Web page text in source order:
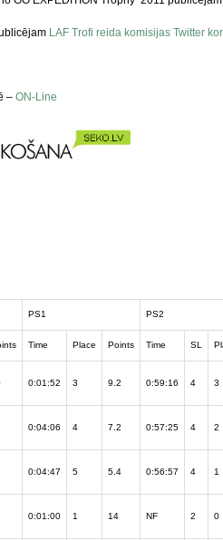
LAF Trofi reida komisijas Twitter
– ON-Line
PS1 PS2
Time Place Points Time SL
0:01:52 3 9.2 0:59:16 4 3
0:04:06 4 7.2 0:57:25 4 2
0:04:47 5 5.4 0:56:57 4 1
0:01:00 1 14 NF 2 0